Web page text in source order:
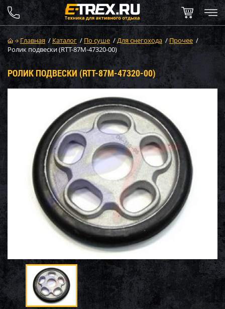
Главная / Каталог / По суше /Для снегохода /Прочее /
Ролик подвески (RTT-87M-47320-00)
РОЛИК ПОДВЕСКИ (RTT-87M-47320-00)